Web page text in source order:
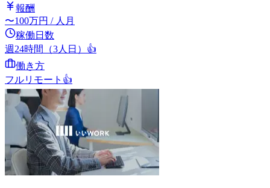
報酬
〜100万円 / 人月
稼働日数
週24時間（3人日） 👍
働き方
フルリモート 👍